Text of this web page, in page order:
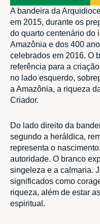
A bandeira da
em 2015, durante os
do quarto centenário do
Amazônia e dos 400
celebrados em 2016. O
referência para a
no lado esquerdo,
a Amazônia, a riqueza
Criador.
Do lado direito da
segundo a heráldica,
representa o
autoridade. O branco
singeleza e a calmaria.
significados como
riqueza, além de estar
espiritual.